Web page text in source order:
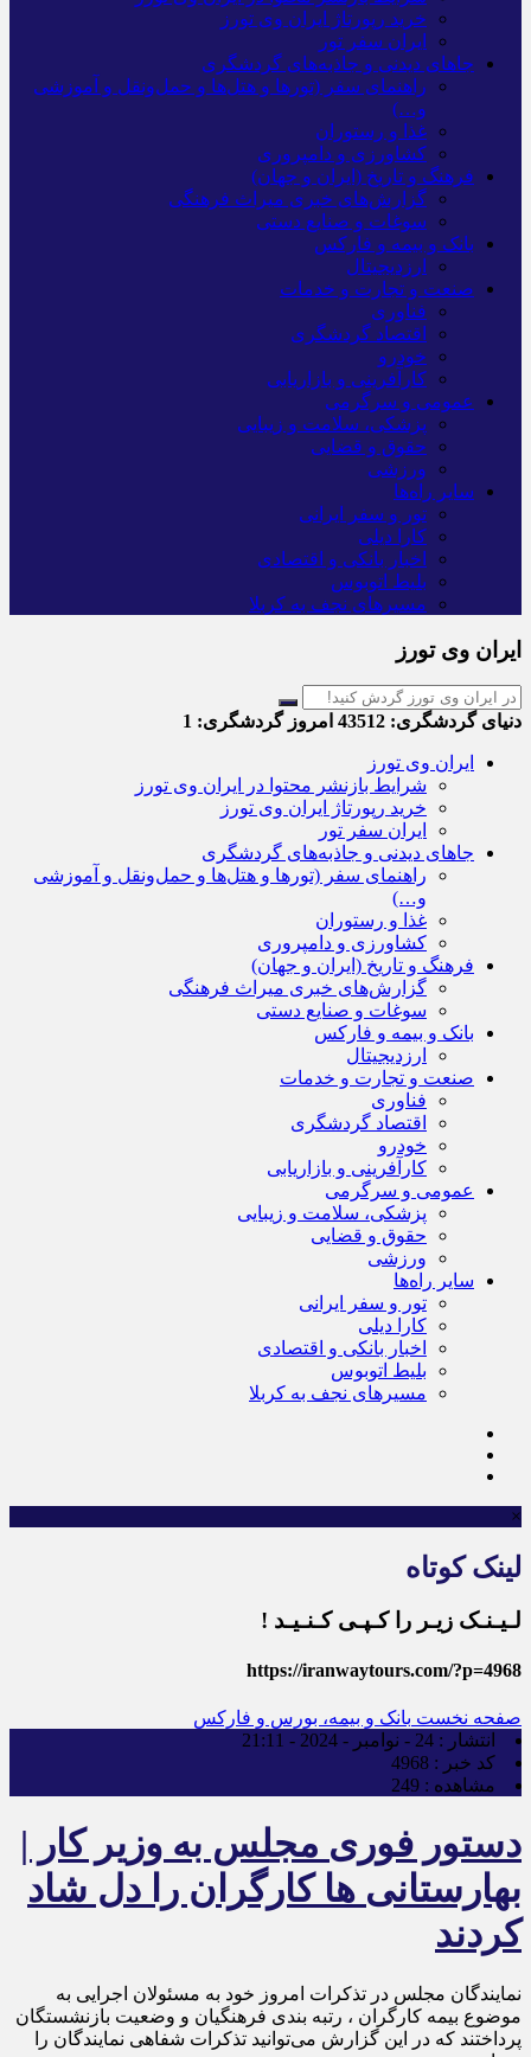
خرید رپورتاژ ایران وی تورز
ایران سفر تور
جاهای دیدنی و جاذبه‌های گردشگری
راهنمای سفر (تورها و هتل‌ها و حمل‌و‌نقل و آموزشی
و…)
غذا و رستوران
کشاورزی و دامپروری
فرهنگ و تاریخ (ایران و جهان)
گزارش‌های خبری میراث فرهنگی
سوغات و صنایع دستی
بانک و بیمه و فارکس
ارزدیجیتال
صنعت و تجارت و خدمات
فناوری
اقتصاد گردشگری
خودرو
کارآفرینی و بازاریابی
عمومی و سرگرمی
پزشکی، سلامت و زیبایی
حقوق و قضایی
ورزشی
سایر راه‌ها
تور و سفر ایرانی
کارا دیلی
اخبار بانکی و اقتصادی
بلیط اتوبوس
مسیرهای نجف به کربلا
ایران وی تورز
دنیای گردشگری: امروز گردشگری:
ایران وی تورز
شرایط بازنشر محتوا در ایران وی تورز
خرید رپورتاژ ایران وی تورز
ایران سفر تور
جاهای دیدنی و جاذبه‌های گردشگری
راهنمای سفر (تورها و هتل‌ها و حمل‌و‌نقل و آموزشی
و…)
غذا و رستوران
کشاورزی و دامپروری
فرهنگ و تاریخ (ایران و جهان)
گزارش‌های خبری میراث فرهنگی
سوغات و صنایع دستی
بانک و بیمه و فارکس
ارزدیجیتال
صنعت و تجارت و خدمات
فناوری
اقتصاد گردشگری
خودرو
کارآفرینی و بازاریابی
عمومی و سرگرمی
پزشکی، سلامت و زیبایی
حقوق و قضایی
ورزشی
سایر راه‌ها
تور و سفر ایرانی
کارا دیلی
اخبار بانکی و اقتصادی
بلیط اتوبوس
مسیرهای نجف به کربلا
×
لینک کوتاه
لـیـنـک زیـر را کـپـی کـنـیـد !
https://iranwaytours.com/?p=4968
صفحه نخست بانک و بیمه، بورس و فارکس
انتشار : 24 - نوامبر - 2024 - 21:11
کد خبر : 4968
مشاهده : 249
دستور فوری مجلس به وزیر کار |
بهارستانی ها کارگران را دل شاد
کردند
نمایندگان مجلس در تذکرات امروز خود به مسئولان اجرایی به
موضوع بیمه کارگران ، رتبه بندی فرهنگیان و وضعیت بازنشستگان
پرداختند که در این گزارش می‌توانید تذکرات شفاهی نمایندگان را